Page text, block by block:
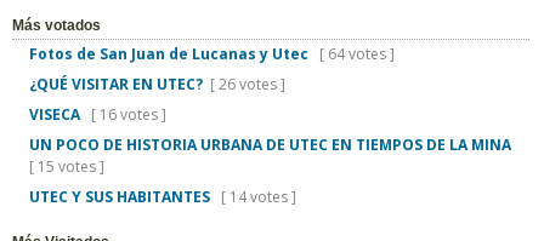
Más votados
Fotos de San Juan de Lucanas y Utec
[ 64 votes ]
¿QUÉ VISITAR EN UTEC? [ 26 votes ]
VISECA [ 16 votes ]
UN POCO DE HISTORIA URBANA DE UTEC EN TIEMPOS DE LA MINA
[ 15 votes ]
UTEC Y SUS HABITANTES [ 14 votes ]